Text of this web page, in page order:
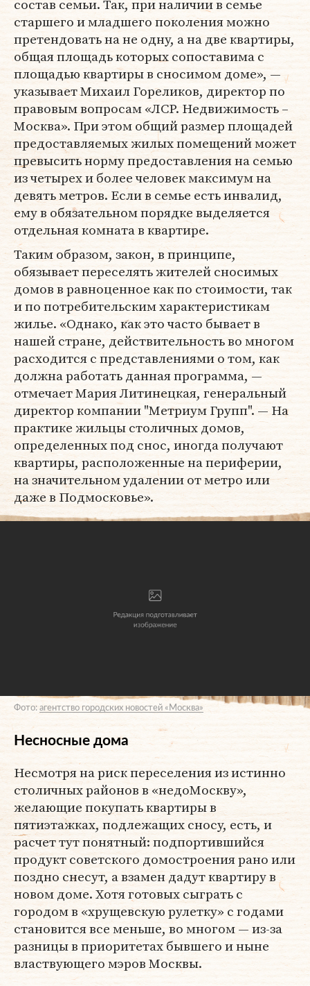
состав семьи. Так, при наличии в семье
старшего и младшего поколения можно
претендовать на не одну, а на две квартиры,
общая площадь которых сопоставима с
площадью квартиры в сносимом доме», —
указывает Михаил Гореликов, директор по
правовым вопросам «ЛСР. Недвижимость –
Москва». При этом общий размер площадей
предоставляемых жилых помещений может
превысить норму предоставления на семью
из четырех и более человек максимум на
девять метров. Если в семье есть инвалид,
ему в обязательном порядке выделяется
отдельная комната в квартире.
Таким образом, закон, в принципе,
обязывает переселять жителей сносимых
домов в равноценное как по стоимости, так
и по потребительским характеристикам
жилье. «Однако, как это часто бывает в
нашей стране, действительность во многом
расходится с представлениями о том, как
должна работать данная программа, —
отмечает Мария Литинецкая, генеральный
директор компании "Метриум Групп". — На
практике жильцы столичных домов,
определенных под снос, иногда получают
квартиры, расположенные на периферии,
на значительном удалении от метро или
даже в Подмосковье».
Фото: агентство городских новостей «Москва»
Несносные дома
Несмотря на риск переселения из истинно
столичных районов в «недоМоскву»,
желающие покупать квартиры в
пятиэтажках, подлежащих сносу, есть, и
расчет тут понятный: подпортившийся
продукт советского домостроения рано или
поздно снесут, а взамен дадут квартиру в
новом доме. Хотя готовых сыграть с
городом в «хрущевскую рулетку» с годами
становится все меньше, во многом — из-за
разницы в приоритетах бывшего и ныне
властвующего мэров Москвы.